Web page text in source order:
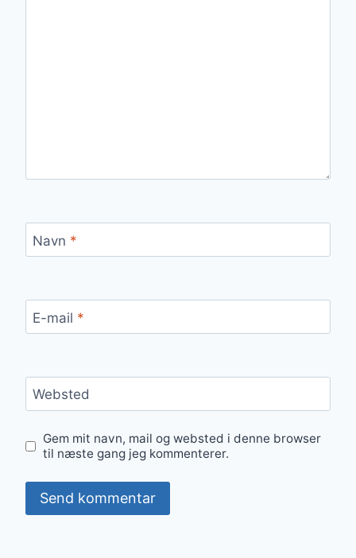
Navn *
E-mail *
Websted
Gem mit navn, mail og websted i denne browser
til næste gang jeg kommenterer.